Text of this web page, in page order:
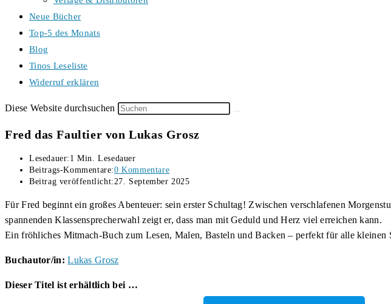
Neue Bücher
Top-5 des Monats
Blog
Tinos Leseliste
Widerruf erklären
Diese Website durchsuchen
Fred das Faultier von Lukas Grosz
Lesedauer: 1 Min. Lesedauer
Beitrags-Kommentare:0 Kommentare
Beitrag veröffentlicht:27. September 2025
Für Fred beginnt ein großes Abenteuer: sein erster Schultag! Zwischen verschlafenen
spannenden Klassensprecherwahl zeigt er, dass man mit Geduld und Herz viel erreichen kann.
Ein fröhliches Mitmach-Buch zum Lesen, Malen, Basteln und Backen – perfekt für alle kleinen
Buchautor/in:Lukas Grosz
Dieser Titel ist erhältlich bei …